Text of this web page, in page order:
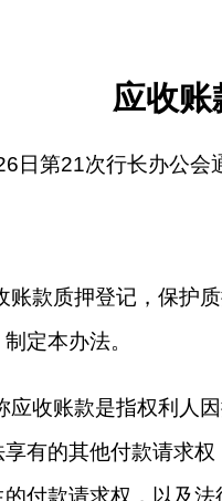
应收账
日第21次行长办公
账款质押登记，保护
定本办法。
应收账款是指权利人
有的其他付款请求
付款请求权，以及法